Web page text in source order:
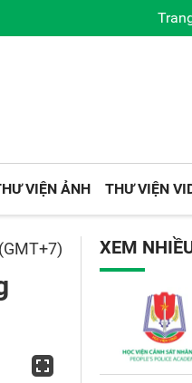
VIỆN ẢNH THƯ VIỆN
XEM